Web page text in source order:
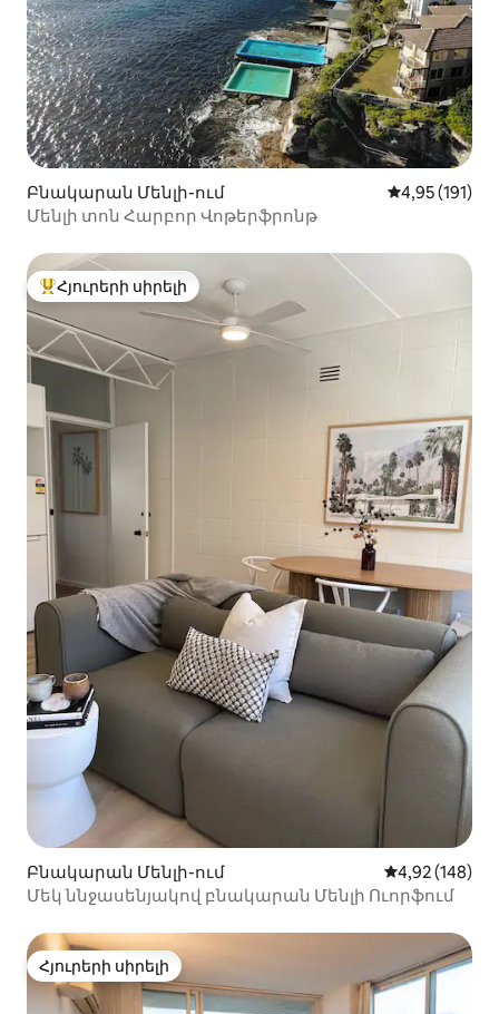
Բնակարան Մենլի-ում Միջին
4,95 (191)
Մենլի տոն Հարբոր Վոթերֆրոնթ
Հյուրերի սիրելի լավագույն տները
Հյուրերի սիրելի
Բնակարան Մենլի-ում Միջին
4,92 (148)
Մեկ ննջասենյակով բնակարան Մենլի Ուորֆում
Հյուրերի սիրելի
Հյուրերի սիրելի